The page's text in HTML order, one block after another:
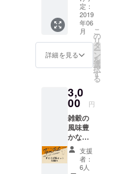
１６
袋） ※
一袋
（180g
）で2食
分です
(180g)×
6袋 ・
フェッ
トチー
ネ
(180g)×
5袋 ・
リング
イネ
る最も
お得な
限定
セット
お友
達、ご
親戚へ
のプレ
にも最
適な３
６袋入
り。 ク
ラウド
ファウ
ンディ
ング限
定！！
定：
2019
年06
月
詳細を見る
こ
の
リ
タ
ー
ン
を
選
択
す
る
3,0
00 円
雑穀の
風味豊
かなセ
ブング
レイン
パスタ
支援
者：
6人